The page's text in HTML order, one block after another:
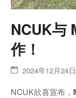
NCUK与
作！
2024年12月24日
NCUK欣喜宣布，